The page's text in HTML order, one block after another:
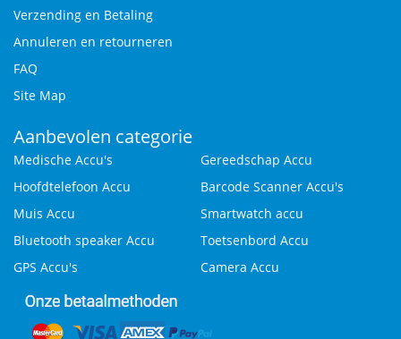
Verzending en Betaling
Annuleren en retourneren
FAQ
Site Map
Aanbevolen categorie
Medische Accu's
Gereedschap Accu
Hoofdtelefoon Accu
Barcode Scanner Accu's
Muis Accu
Smartwatch accu
Bluetooth speaker Accu
Toetsenbord Accu
GPS Accu's
Camera Accu